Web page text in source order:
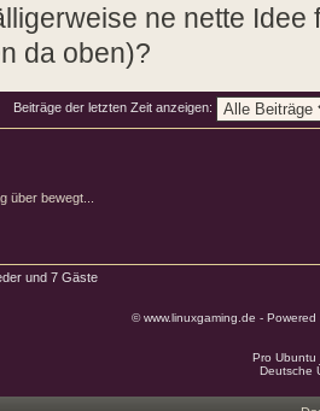
ne nette Idee
da oben)?
Beiträge der letzten Zeit anzeigen:
über bewegt...
und 7 Gäste
© www.linuxgaming.de -
Pro
Deutsche